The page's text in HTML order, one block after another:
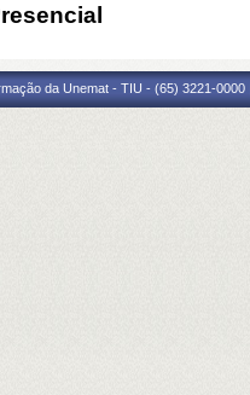
da Unemat - TIU - (65) 3221-